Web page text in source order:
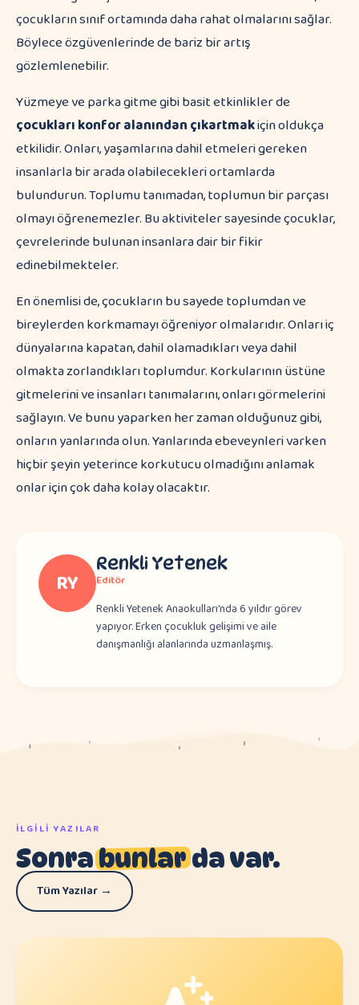
çocukların sınıf ortamında daha rahat olmalarını sağlar.
Böylece özgüvenlerinde de bariz bir artış
gözlemlenebilir.
Yüzmeye ve parka gitme gibi basit etkinlikler de
çocukları konfor alanından çıkartmakiçin oldukça
etkilidir. Onları, yaşamlarına dahil etmeleri gereken
insanlarla bir arada olabilecekleri ortamlarda
bulundurun. Toplumu tanımadan, toplumun bir parçası
olmayı öğrenemezler. Bu aktiviteler sayesinde çocuklar,
çevrelerinde bulunan insanlara dair bir fikir
edinebilmekteler.
En önemlisi de, çocukların bu sayede toplumdan ve
bireylerden korkmamayı öğreniyor olmalarıdır. Onları iç
dünyalarına kapatan, dahil olamadıkları veya dahil
olmakta zorlandıkları toplumdur. Korkularının üstüne
gitmelerini ve insanları tanımalarını, onları görmelerini
sağlayın. Ve bunu yaparken her zaman olduğunuz gibi,
onların yanlarında olun. Yanlarında ebeveynleri varken
hiçbir şeyin yeterince korkutucu olmadığını anlamak
onlar için çok daha kolay olacaktır.
RY
Renkli Yetenek
Editör
Renkli Yetenek Anaokulları'nda 6 yıldır görev
yapıyor. Erken çocukluk gelişimi ve aile
danışmanlığı alanlarında uzmanlaşmış.
İLGILI YAZILAR
Sonrabunlarda var.
Tüm Yazılar →